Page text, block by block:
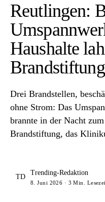
Reutlingen:
Haushalte
Brandstiftung
Drei Brandstellen,
ohne Strom: Das
brannte in der Nacht
Brandstiftung, das
TD
Trending-Redaktion
8. Juni 2026 · 3 Min.